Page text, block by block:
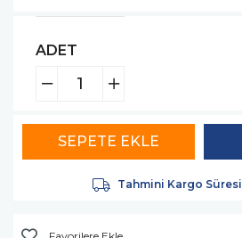
ADET
Tahmini Kargo Süresi